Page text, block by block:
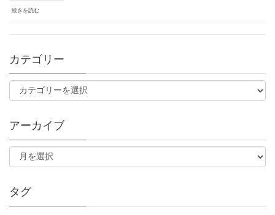
続きを読む
カテゴリー
アーカイブ
タグ